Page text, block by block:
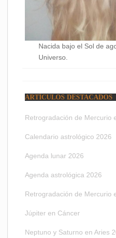
Nacida bajo el Sol de
Universo.
ARTÍCULOS DESTACADOS
Retrogradación de Mercurio
Calendario astrológico 2026
Agenda lunar 2026
Agenda astrológica 2026
Retrogradación de Mercurio
Júpiter en Cáncer
Neptuno y Saturno en Aries